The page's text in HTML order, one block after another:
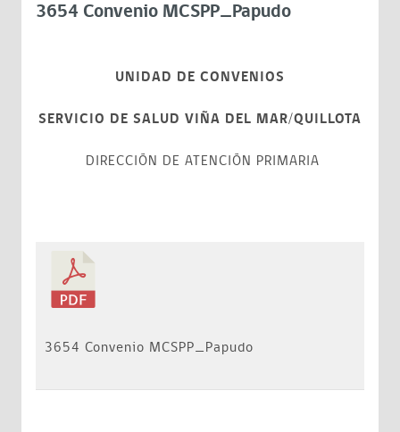
3654 Convenio MCSPP_Papudo
UNIDAD DE CONVENIOS
SERVICIO DE SALUD VIÑA DEL MAR/QUILLOTA
DIRECCIÓN DE ATENCIÓN PRIMARIA
3654 Convenio MCSPP_Papudo